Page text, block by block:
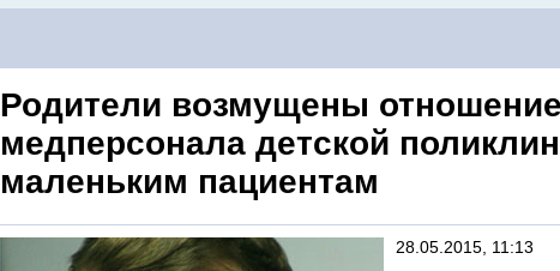
Родители возмущены
медперсонала детской
маленьким пациентам
28.05.2015, 11:13